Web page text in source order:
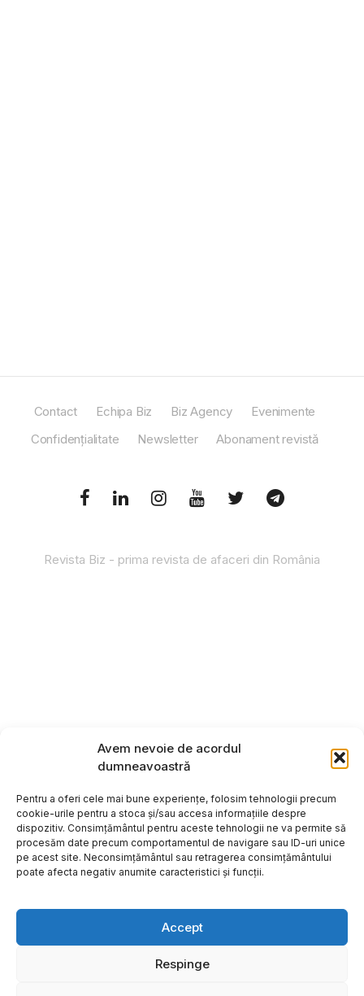
Avem nevoie de acordul
dumneavoastră
Pentru a oferi cele mai bune experiențe, folosim tehnologii precum
cookie-urile pentru a stoca și/sau accesa informațiile despre
dispozitiv. Consimțământul pentru aceste tehnologii ne va permite să
procesăm date precum comportamentul de navigare sau ID-uri unice
pe acest site. Neconsimțământul sau retragerea consimțământului
poate afecta negativ anumite caracteristici și funcții.
Accept
Respinge
Contact Echipa Biz Biz Agency
Evenimente
Confidențialitate
Newsletter Abonament revistă
Revista Biz - prima revista de afaceri din România
Copyright ©2026